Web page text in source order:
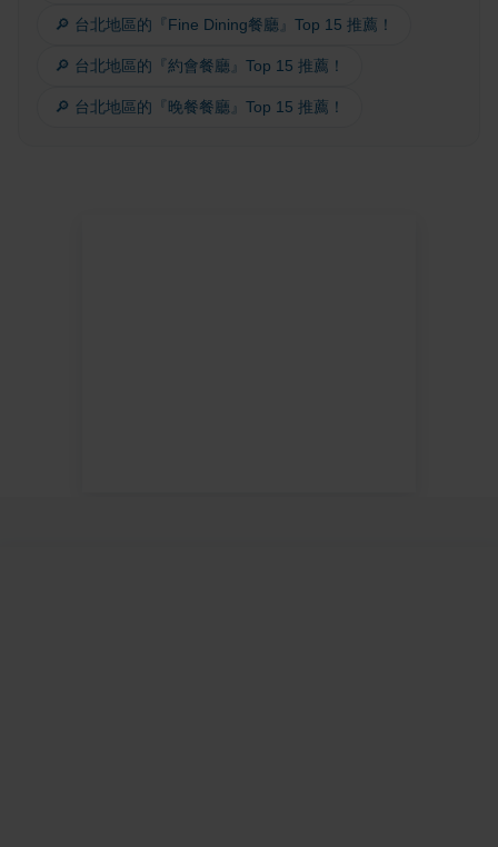
🔎 台北地區的『Fine Dining餐廳』Top 15 推薦！
🔎 台北地區的『約會餐廳』Top 15 推薦！
🔎 台北地區的『晚餐餐廳』Top 15 推薦！